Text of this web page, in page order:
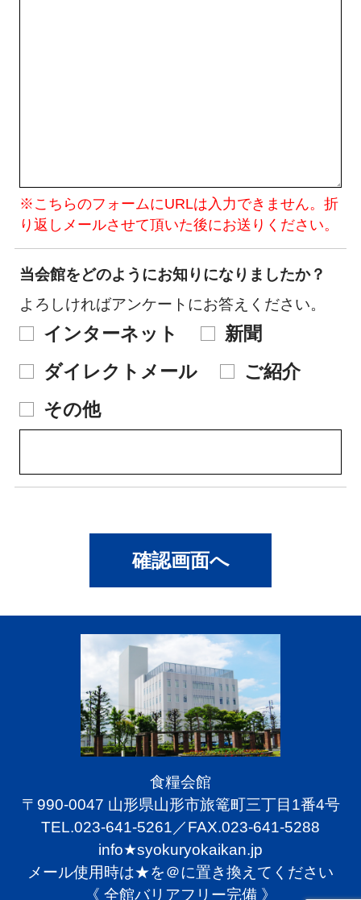
※こちらのフォームにURLは入力できません。折
り返しメールさせて頂いた後にお送りください。
当会館をどのようにお知りになりましたか？
よろしければアンケートにお答えください。
インターネット
新聞
ダイレクトメール
ご紹介
その他
確認画面へ
食糧会館
〒990-0047 山形県山形市旅篭町三丁目1番4号
TEL.023-641-5261／FAX.023-641-5288
info★syokuryokaikan.jp
メール使用時は★を＠に置き換えてください
《 全館バリアフリー完備 》